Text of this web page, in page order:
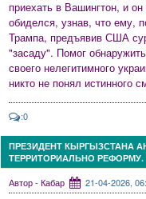
приехать в Вашингтон, и
обиделся, узнав, что ему,
Трампа, предъявив США
"засаду". Помог
своего нелегитимного
никто не понял истинного
:0
ПРЕЗИДЕНТ КЫРГЫЗСТАНА
ТЕРРИТОРИАЛЬНО
Автор - Кабар 21-04-2026,